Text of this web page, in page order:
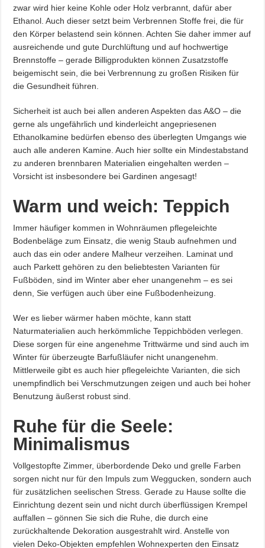
zwar wird hier keine Kohle oder Holz verbrannt, dafür aber
Ethanol. Auch dieser setzt beim Verbrennen Stoffe frei, die für
den Körper belastend sein können. Achten Sie daher immer auf
ausreichende und gute Durchlüftung und auf hochwertige
Brennstoffe – gerade Billigprodukten können Zusatzstoffe
beigemischt sein, die bei Verbrennung zu großen Risiken für
die Gesundheit führen.
Sicherheit ist auch bei allen anderen Aspekten das A&O – die
gerne als ungefährlich und kinderleicht angepriesenen
Ethanolkamine bedürfen ebenso des überlegten Umgangs wie
auch alle anderen Kamine. Auch hier sollte ein Mindestabstand
zu anderen brennbaren Materialien eingehalten werden –
Vorsicht ist insbesondere bei Gardinen angesagt!
Warm und weich: Teppich
Immer häufiger kommen in Wohnräumen pflegeleichte
Bodenbeläge zum Einsatz, die wenig Staub aufnehmen und
auch das ein oder andere Malheur verzeihen. Laminat und
auch Parkett gehören zu den beliebtesten Varianten für
Fußböden, sind im Winter aber eher unangenehm – es sei
denn, Sie verfügen auch über eine Fußbodenheizung.
Wer es lieber wärmer haben möchte, kann statt
Naturmaterialien auch herkömmliche Teppichböden verlegen.
Diese sorgen für eine angenehme Trittwärme und sind auch im
Winter für überzeugte Barfußläufer nicht unangenehm.
Mittlerweile gibt es auch hier pflegeleichte Varianten, die sich
unempfindlich bei Verschmutzungen zeigen und auch bei hoher
Benutzung äußerst robust sind.
Ruhe für die Seele:
Minimalismus
Vollgestopfte Zimmer, überbordende Deko und grelle Farben
sorgen nicht nur für den Impuls zum Weggucken, sondern auch
für zusätzlichen seelischen Stress. Gerade zu Hause sollte die
Einrichtung dezent sein und nicht durch überflüssigen Krempel
auffallen – gönnen Sie sich die Ruhe, die durch eine
zurückhaltende Dekoration ausgestrahlt wird. Anstelle von
vielen Deko-Objekten empfehlen Wohnexperten den Einsatz